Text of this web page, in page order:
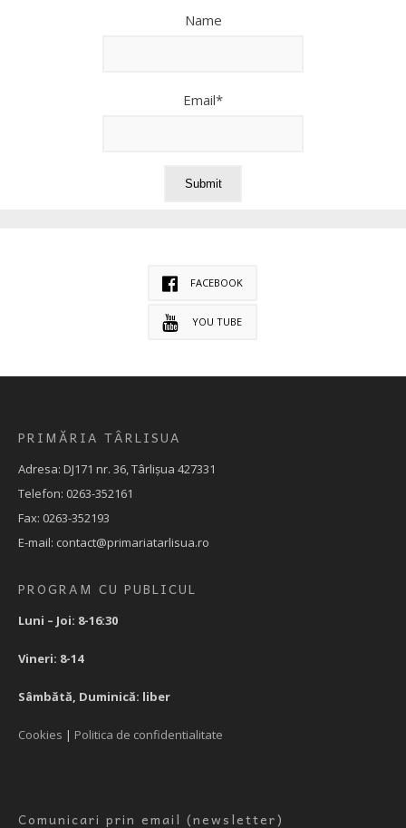
Name
Email*
FACEBOOK
YOU TUBE
PRIMĂRIA TÂRLISUA
Adresa: DJ171 nr. 36, Târlișua 427331
Telefon: 0263-352161
Fax: 0263-352193
E-mail: contact@primariatarlisua.ro
PROGRAM CU PUBLICUL
Luni – Joi: 8-16:30
Vineri: 8-14
Sâmbătă, Duminică: liber
Cookies | Politica de confidentialitate
Comunicari prin email (newsletter)